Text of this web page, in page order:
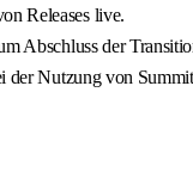
Releases live.
Abschluss der
der Nutzung von